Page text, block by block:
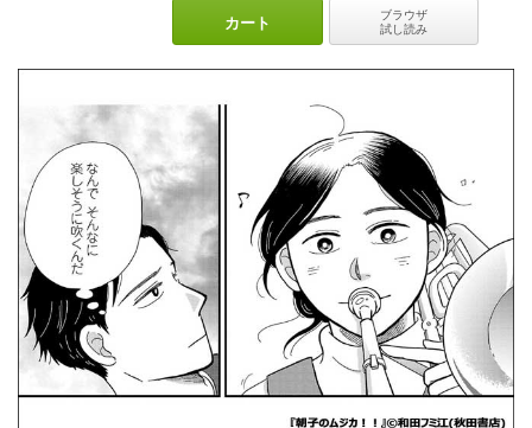
またルリの周りにいる人たちが彼女のことを気色悪がったり拒絶し
たりせず、ルリの状況をありのまま受け入れ今まで通りに接してい
でしょうか。
絵柄も可愛く、ルリの豊かな表情が魅力的！！
コマ割りも読みやすく、普段マンガを読まない方でも楽しめるので
はないでしょうか。
普通と違う女子高生がゆるっと日常を送る平和な物語。
心が辛くなった時に癒しを求めて読むのもアリかもしれません。
元気をもらえて、前向きになれる気がします！！
今後どういったドラゴンの能力が開花し、どう向き合っていくの
か、ルリの成長にも注目です。
カート
ブラウザ
試し読み